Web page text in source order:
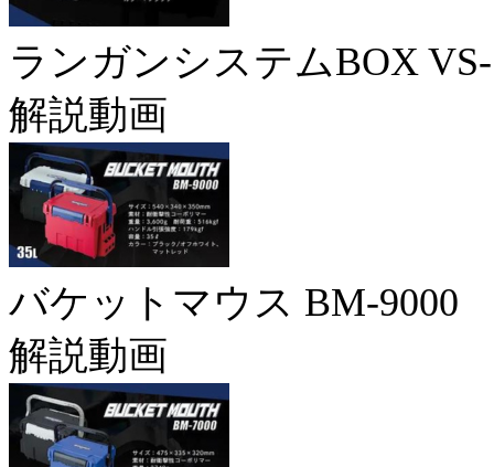
ランガンシステムBOX
解説動画
バケットマウス BM-9000
解説動画